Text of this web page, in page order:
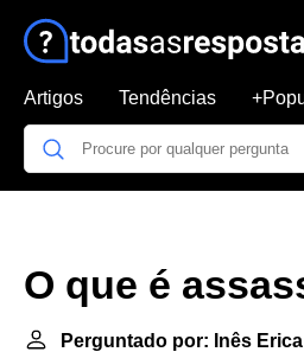
Artigos Tendências
O que é
Perguntado por: Inês Erica